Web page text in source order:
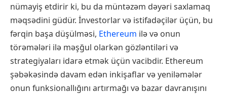
nümayiş etdirir ki, bu da müntəzəm dəyəri saxlamaq
məqsədini güdür. İnvestorlar və istifadəçilər üçün, bu
fərqin başa düşülməsi, Ethereum ilə və onun
törəmələri ilə məşğul olarkən gözləntiləri və
strategiyaları idarə etmək üçün vacibdir. Ethereum
şəbəkəsində davam edən inkişaflar və yeniləmələr
onun funksionallığını artırmağı və bazar davranışını